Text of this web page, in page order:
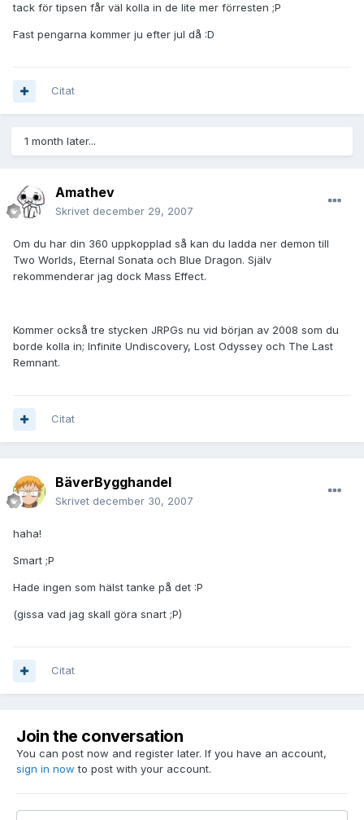
tack för tipsen får väl kolla in de lite mer förresten ;P
Fast pengarna kommer ju efter jul då :D
Citat
1 month later...
Amathev
Skrivet december 29, 2007
Om du har din 360 uppkopplad så kan du ladda ner demon till
Two Worlds, Eternal Sonata och Blue Dragon. Själv
rekommenderar jag dock Mass Effect.
Kommer också tre stycken JRPGs nu vid början av 2008 som du
borde kolla in; Infinite Undiscovery, Lost Odyssey och The Last
Remnant.
Citat
BäverBygghandel
Skrivet december 30, 2007
haha!
Smart ;P
Hade ingen som hälst tanke på det :P
(gissa vad jag skall göra snart ;P)
Citat
Join the conversation
You can post now and register later. If you have an account,
sign in now to post with your account.